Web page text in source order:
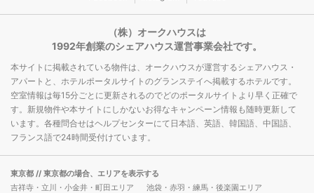
（株）オークハウスは
1992年創業のシェアハウス運営事業会社です。
本サイトに掲載されている物件は、オークハウスが運営するシェアハウス・
アパートと、ホテルポータルサイトのグランステイへ掲載するホテルです。
空室情報は毎15分ごとに更新されるのでどのポータルサイトより早く正確で
す。新規物件や本サイトにしかないお得なキャンペーン情報も随時更新して
います。各種問合せはヘルプセンターにて日本語、英語、韓国語、中国語、
フランス語で24時間受付けています。
東京都 // 東京都の場合、エリアを表示する
吉祥寺・立川・小金井・町田エリア
池袋・赤羽・練馬・後楽園エリア